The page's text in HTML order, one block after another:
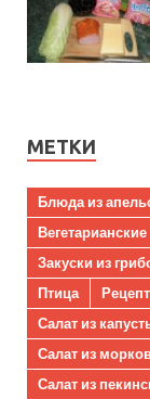
МЕТКИ
Блюда из
Вегетарианские
Закуски из
Птица
Салат из
Салат из
Салат из